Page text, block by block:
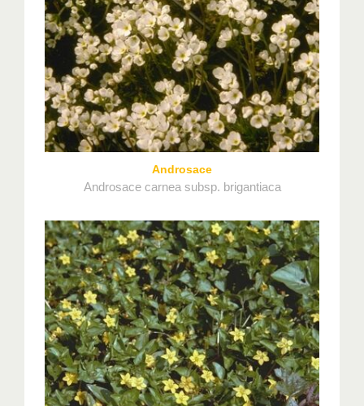
Androsace
Androsace carnea subsp. brigantiaca